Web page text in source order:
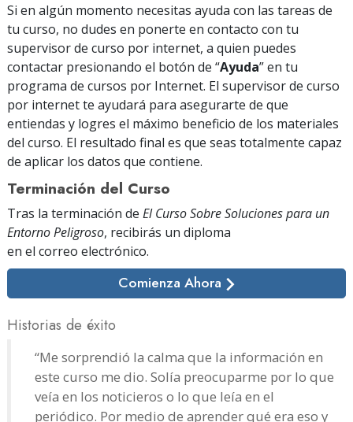
Si en algún momento necesitas ayuda con las tareas de
tu curso, no dudes en ponerte en contacto con tu
supervisor de curso por internet, a quien puedes
contactar presionando el botón de “Ayuda” en tu
programa de cursos por Internet. El supervisor de curso
por internet te ayudará para asegurarte de que
entiendas y logres el máximo beneficio de los materiales
del curso. El resultado final es que seas totalmente capaz
de aplicar los datos que contiene.
Terminación del Curso
Tras la terminación de El Curso Sobre Soluciones para un
Entorno Peligroso, recibirás un diploma
en el correo electrónico.
Comienza Ahora
Historias de éxito
“Me sorprendió la calma que la información en
este curso me dio. Solía preocuparme por lo que
veía en los noticieros o lo que leía en el
periódico. Por medio de aprender qué era eso y